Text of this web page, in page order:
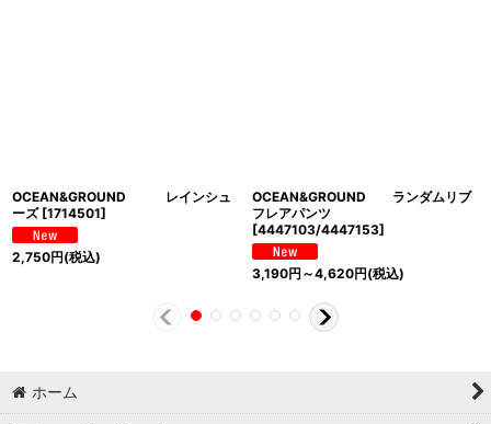
OCEAN&GROUND レインシュ
ーズ [1714501]
2,750円(税込)
OCEAN&GROUND ランダムリブ
フレアパンツ
[4447103/4447153]
3,190円 ～4,620円(税込)
ホーム